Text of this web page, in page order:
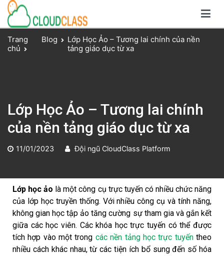
Nền tảng CloudClass
Trang
chủ
Blog
Lớp Học Ảo – Tương lai chính của nền
tảng giáo dục từ xa
Lớp Học Ảo – Tương lai chính
của nền tảng giáo dục từ xa
11/01/2023 Đội ngũ CloudClass Platform
Lớp học ảo là một công cụ trực tuyến có nhiều chức năng
của lớp học truyền thống. Với nhiều công cụ và tính năng,
không gian học tập ảo tăng cường sự tham gia và gắn kết
giữa các học viên. Các khóa học trực tuyến có thể được
tích hợp vào một trong các nền tảng học trực tuyếntheo
nhiều cách khác nhau, từ các tiện ích bổ sung đến số hóa